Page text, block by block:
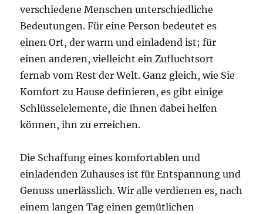
verschiedene Menschen unterschiedliche
Bedeutungen. Für eine Person bedeutet es
einen Ort, der warm und einladend ist; für
einen anderen, vielleicht ein Zufluchtsort
fernab vom Rest der Welt. Ganz gleich, wie Sie
Komfort zu Hause definieren, es gibt einige
Schlüsselelemente, die Ihnen dabei helfen
können, ihn zu erreichen.
Die Schaffung eines komfortablen und
einladenden Zuhauses ist für Entspannung und
Genuss unerlässlich. Wir alle verdienen es, nach
einem langen Tag einen gemütlichen